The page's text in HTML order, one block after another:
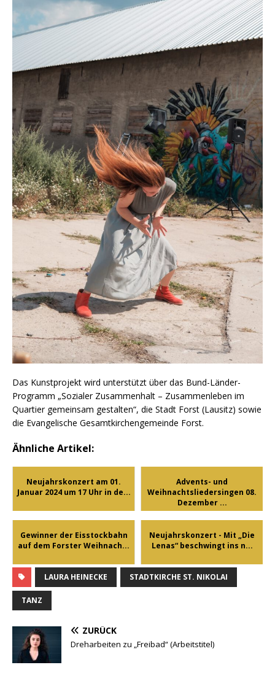
Das Kunstprojekt wird unterstützt über das Bund-Länder-
Programm „Sozialer Zusammenhalt – Zusammenleben im
Quartier gemeinsam gestalten“, die Stadt Forst (Lausitz) sowie
die Evangelische Gesamtkirchengemeinde Forst.
Ähnliche Artikel:
Neujahrskonzert am 01.
Januar 2024 um 17 Uhr in de...
Advents- und
Weihnachtsliedersingen 08.
Dezember ...
Gewinner der Eisstockbahn
auf dem Forster Weihnach...
Neujahrskonzert - Mit „Die
Lenas“ beschwingt ins n...
LAURA HEINECKE STADTKIRCHE ST. NIKOLAI
TANZ
ZURÜCK
Dreharbeiten zu „Freibad“ (Arbeitstitel)